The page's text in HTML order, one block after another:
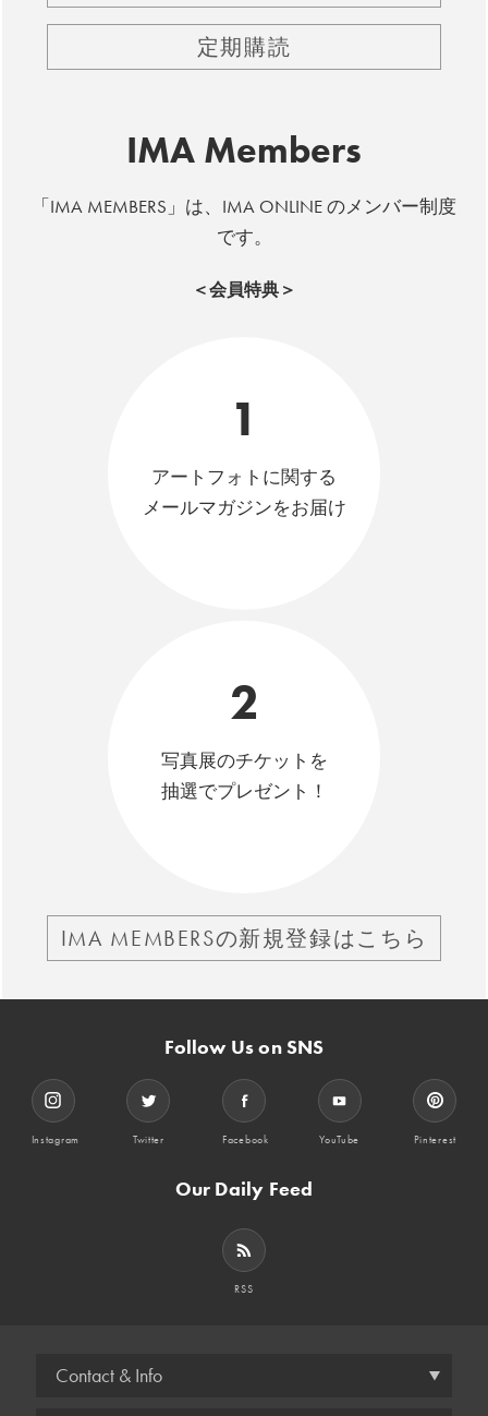
定期購読
IMA Members
「IMA MEMBERS」は、IMA ONLINE のメンバー制度
です。
＜会員特典＞
1
アートフォトに関する
メールマガジンをお届け
2
写真展のチケットを
抽選でプレゼント！
IMA MEMBERSの新規登録はこちら
Follow Us on SNS
Instagram Twitter Facebook YouTube Pinterest
Our Daily Feed
RSS
Contact & Info